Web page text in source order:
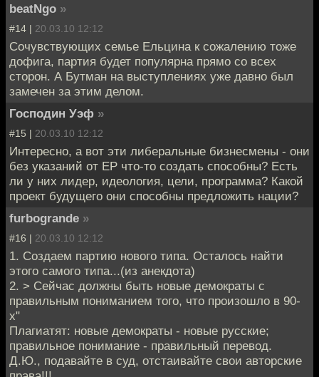
beatNgo »
#14 | 20.03.10 12:12
Сочувствующих семье Ельцина к сожалению тоже
дофига, партия будет популярна прямо со всех
сторон. А Бутман на выступлениях уже давно был
замечен за этим делом.
Господин Уэф »
#15 | 20.03.10 12:12
Интересно, а вот эти либеральные бизнесмены - они
без указаний от ЕР что-то создать способны? Есть
ли у них лидер, идеология, цели, программа? Какой
проект будущего они способны предложить нации?
furbogrande »
#16 | 20.03.10 12:12
1. Создаем партию нового типа. Осталось найти
этого самого типа...(из анекдота)
2. > Сейчас должны быть новые демократы с
правильным пониманием того, что произошло в 90-
х"
Плагиатят: новые демократы - новые русские;
правильное понимание - правильный перевод.
Д.Ю., подавайте в суд, отстаивайте свои авторские